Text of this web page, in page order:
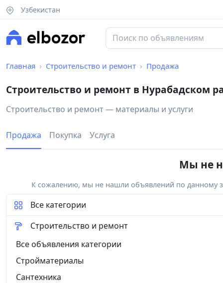
Узбекистан
Главная Строительство и ремонт Продажа
Строительство и ремонт в Нурабадском
Строительство и ремонт — материалы и услуги
Продажа Покупка Услуга
Мы не
К сожалению, мы не нашли объявлений по данному
Все категории
Строительство и ремонт
Все объявления категории
Стройматериалы
Сантехника